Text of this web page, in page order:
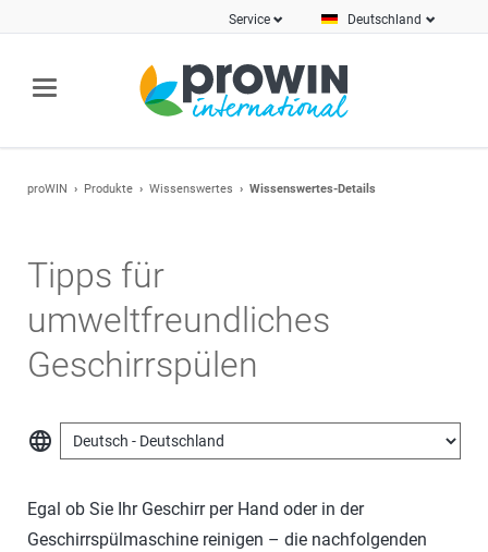
Deutschland
Service
proWIN Produkte Wissenswertes Wissenswertes-Details
Tipps für
umweltfreundliches
Geschirrspülen
language
Egal ob Sie Ihr Geschirr per Hand oder in der
Geschirrspülmaschine reinigen – die nachfolgenden